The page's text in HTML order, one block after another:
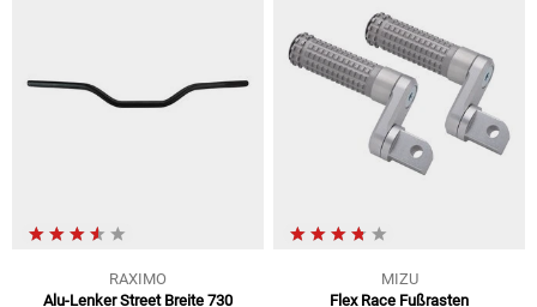
RAXIMO
Alu-Lenker Street Breite 730
MIZU
Flex Race Fußrasten